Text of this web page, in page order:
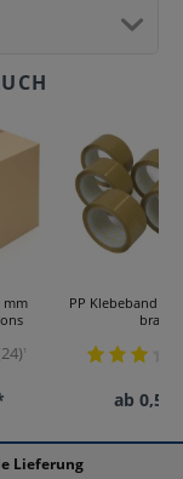
mm
¹
PP Klebeband 48
braun
ab 0,59
Lieferung